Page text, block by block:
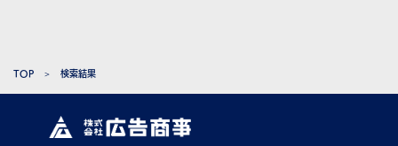
TOP 検索結果